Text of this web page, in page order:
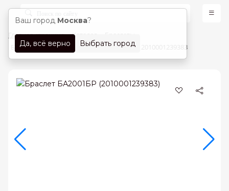
Главная страница Каталог
Браслеты Красное золото 585 проба арт. 2010001239383
Ваш город Москва?
Да, всё верно Выбрать город